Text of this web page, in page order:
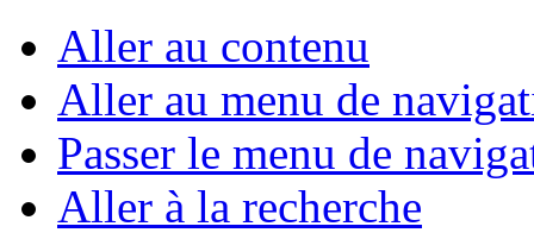
Aller au contenu
Aller au menu de
Passer le menu de
Aller à la recherche